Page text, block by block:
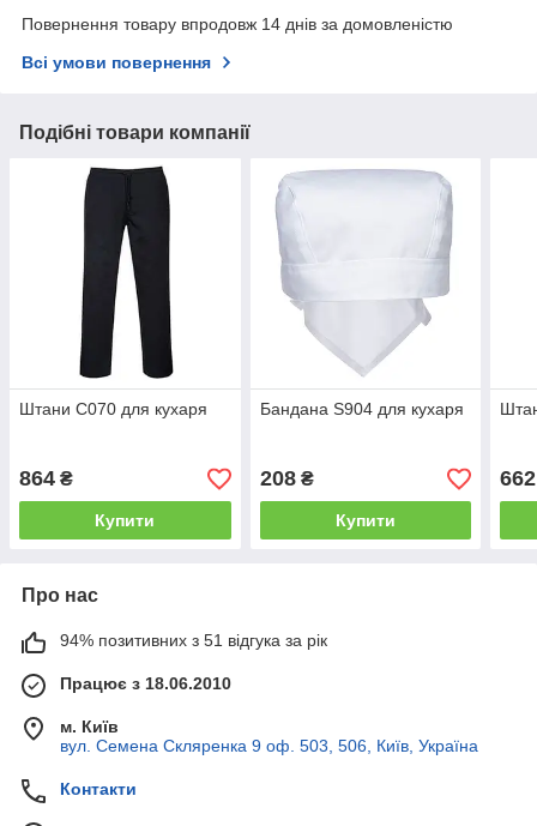
Повернення товару впродовж 14 днів за домовленістю
Всі умови повернення
Подібні товари компанії
Штани C070 для кухаря
864 ₴
Купити
Бандана S904 для кухаря
208₴
Купити
662
Про нас
94% позитивних з 51 відгука за рік
Працює з 18.06.2010
м. Київ
вул. Семена Скляренка 9 оф. 503, 506, Київ, Україна
Контакти